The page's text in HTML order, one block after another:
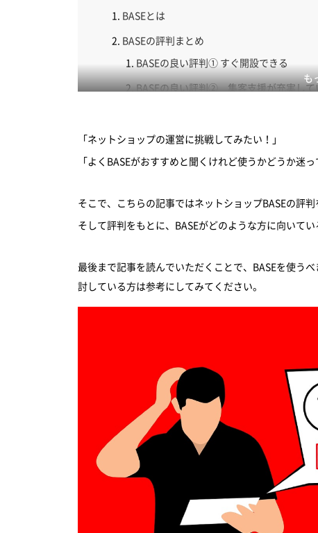
も
BASEとは
BASEの評判まとめ
BASEの良い評判① すぐ開設できる
BASEの良い評判② 集客支援が充実して
BASEの良い評判④ テンプレートがおし
BASEの悪い評判① 集客できないと売れ
BASEの悪い評判③ 手数料が高い
まとめ
「ネットショップの運営に挑戦してみたい！」
「よくBASEがおすすめと聞くけれど使うかどうか迷
そこで、こちらの記事ではネットショップBASEの評判
そして評判をもとに、BASEがどのような方に向いて
最後まで記事を読んでいただくことで、BASEを使う
討している方は参考にしてみてください。